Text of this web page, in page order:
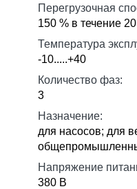
Перегрузочная
150 % в течение
Температура
-10.....+40
Количество фаз:
3
Назначение:
для насосов; для
Напряжение
380 В